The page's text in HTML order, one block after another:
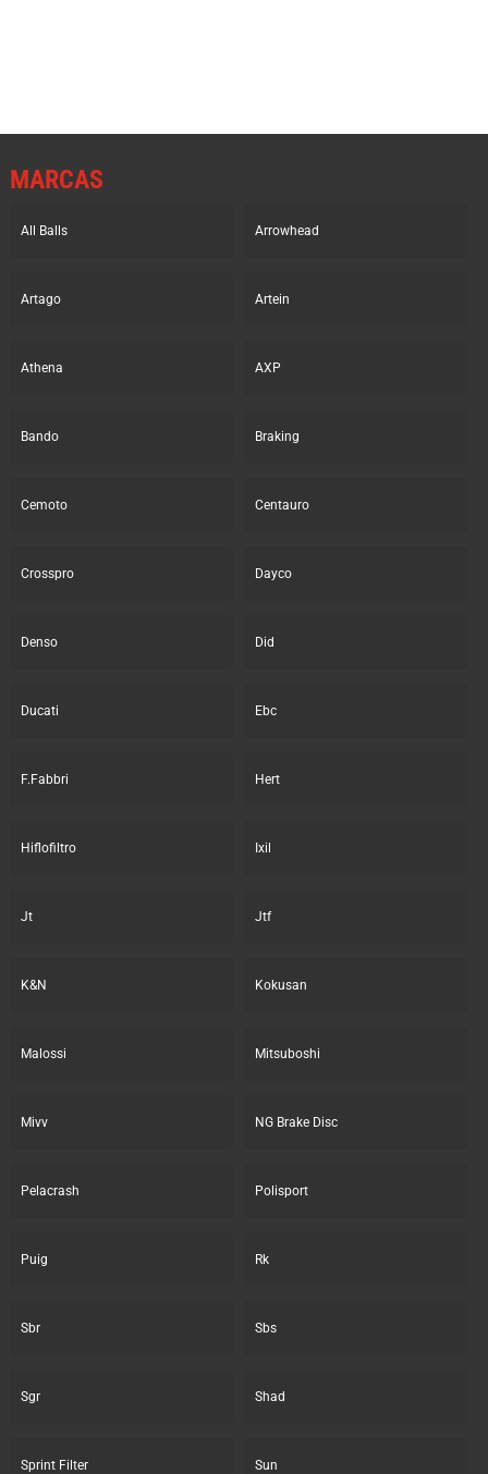
MARCAS
All Balls Arrowhead
Artago Artein
Athena AXP
Bando Braking
Cemoto Centauro
Crosspro Dayco
Denso Did
Ducati Ebc
F.Fabbri Hert
Hiflofiltro Ixil
Jt Jtf
K&N Kokusan
Malossi Mitsuboshi
Mivv NG Brake Disc
Pelacrash Polisport
Puig Rk
Sbr Sbs
Sgr Shad
Sprint Filter Sun